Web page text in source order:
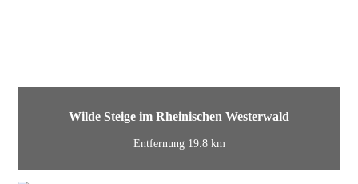
Wilde Steige im Rheinischen Westerwald
Entfernung 19.8 km